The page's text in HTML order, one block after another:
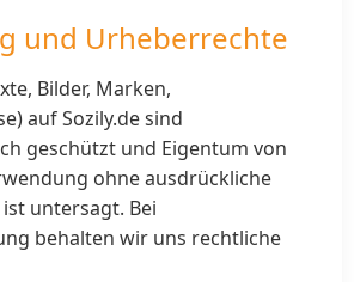
und Urheberrechte
Bilder, Marken,
auf Sozily.de sind
geschützt und Eigentum von
ohne ausdrückliche
untersagt. Bei
behalten wir uns rechtliche